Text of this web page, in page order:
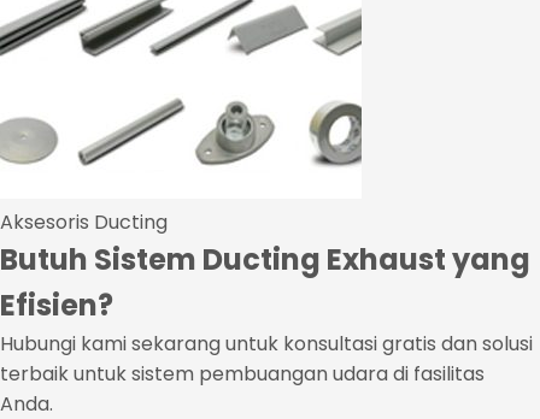
Aksesoris Ducting
Butuh Sistem Ducting Exhaust yang
Efisien?
Hubungi kami sekarang untuk konsultasi gratis dan solusi
terbaik untuk sistem pembuangan udara di fasilitas
Anda.